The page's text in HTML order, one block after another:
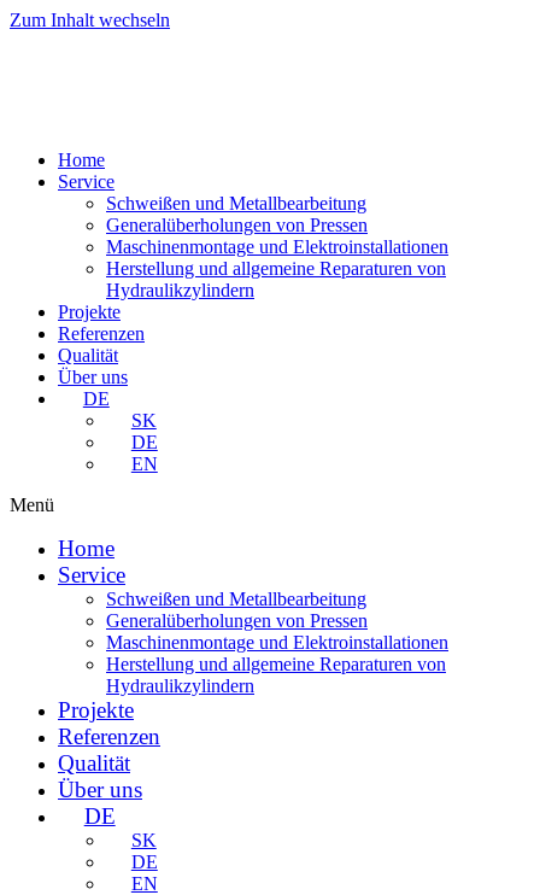
Zum Inhalt wechseln
Home
Service
Schweißen und Metallbearbeitung
Generalüberholungen von Pressen
Maschinenmontage und Elektroinstallationen
Herstellung und allgemeine Reparaturen von
Hydraulikzylindern
Projekte
Referenzen
Qualität
Über uns
DE
SK
DE
EN
Menü
Home
Service
Schweißen und Metallbearbeitung
Generalüberholungen von Pressen
Maschinenmontage und Elektroinstallationen
Herstellung und allgemeine Reparaturen von
Hydraulikzylindern
Projekte
Referenzen
Qualität
Über uns
DE
SK
DE
EN